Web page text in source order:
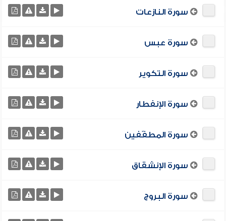
سورة النازعات
سورة عبس
سورة التكوير
سورة الإنفطار
سورة المطفّفين
سورة الإنشقاق
سورة البروج